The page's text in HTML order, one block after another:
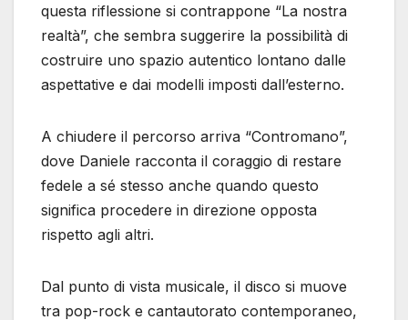
questa riflessione si contrappone “La nostra
realtà”, che sembra suggerire la possibilità di
costruire uno spazio autentico lontano dalle
aspettative e dai modelli imposti dall’esterno.
A chiudere il percorso arriva “Contromano”,
dove Daniele racconta il coraggio di restare
fedele a sé stesso anche quando questo
significa procedere in direzione opposta
rispetto agli altri.
Dal punto di vista musicale, il disco si muove
tra pop-rock e cantautorato contemporaneo,